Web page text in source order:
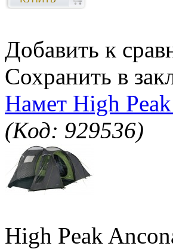
Добавить к
Сохранить в
Намет High
(Код: 929536)
High Peak